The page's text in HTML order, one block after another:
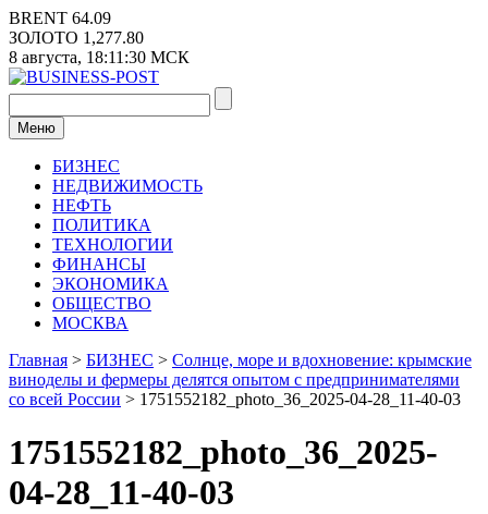
Перейти
к
содержимому
BRENT 64.09
ЗОЛОТО 1,277.80
8 августа, 18:11:30 МСК
Меню
БИЗНЕС
НЕДВИЖИМОСТЬ
НЕФТЬ
ПОЛИТИКА
ТЕХНОЛОГИИ
ФИНАНСЫ
ЭКОНОМИКА
ОБЩЕСТВО
МОСКВА
Главная > БИЗНЕС > Солнце, море и вдохновение: крымские
виноделы и фермеры делятся опытом с предпринимателями
со всей России > 1751552182_photo_36_2025-04-28_11-40-03
1751552182_photo_36_2025-
04-28_11-40-03